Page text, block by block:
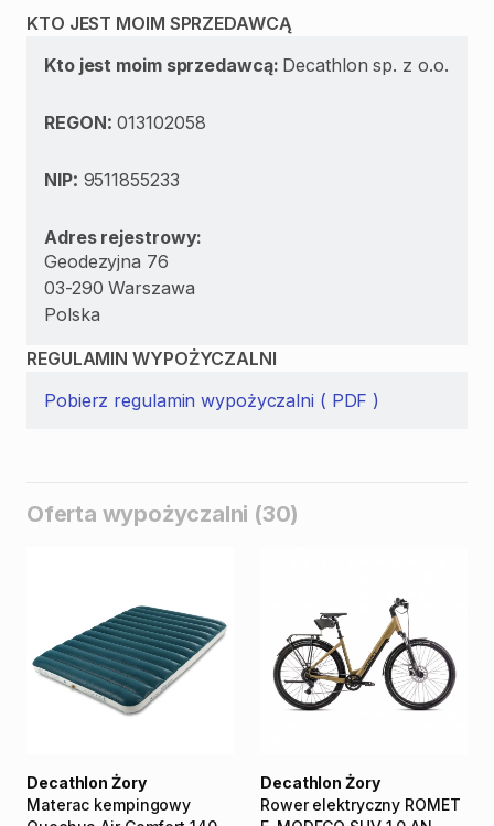
KTO JEST MOIM SPRZEDAWCĄ
Kto jest moim sprzedawcą: Decathlon sp. z o.o.
REGON:013102058
NIP: 9511855233
Adres rejestrowy:
Geodezyjna 76
03-290 Warszawa
Polska
REGULAMIN WYPOŻYCZALNI
Pobierz regulamin wypożyczalni ( PDF )
Oferta wypożyczalni (30)
Materac kempingowy
Decathlon Żory
Rower elektryczny ROMET
Decathlon Żory